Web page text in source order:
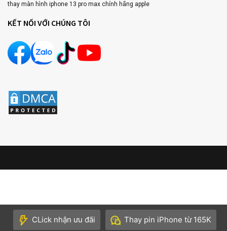
thay màn hình iphone 13 pro max chính hãng apple
KẾT NỐI VỚI CHÚNG TÔI
CLick nhận ưu đãi Thay pin iPhone từ 165K